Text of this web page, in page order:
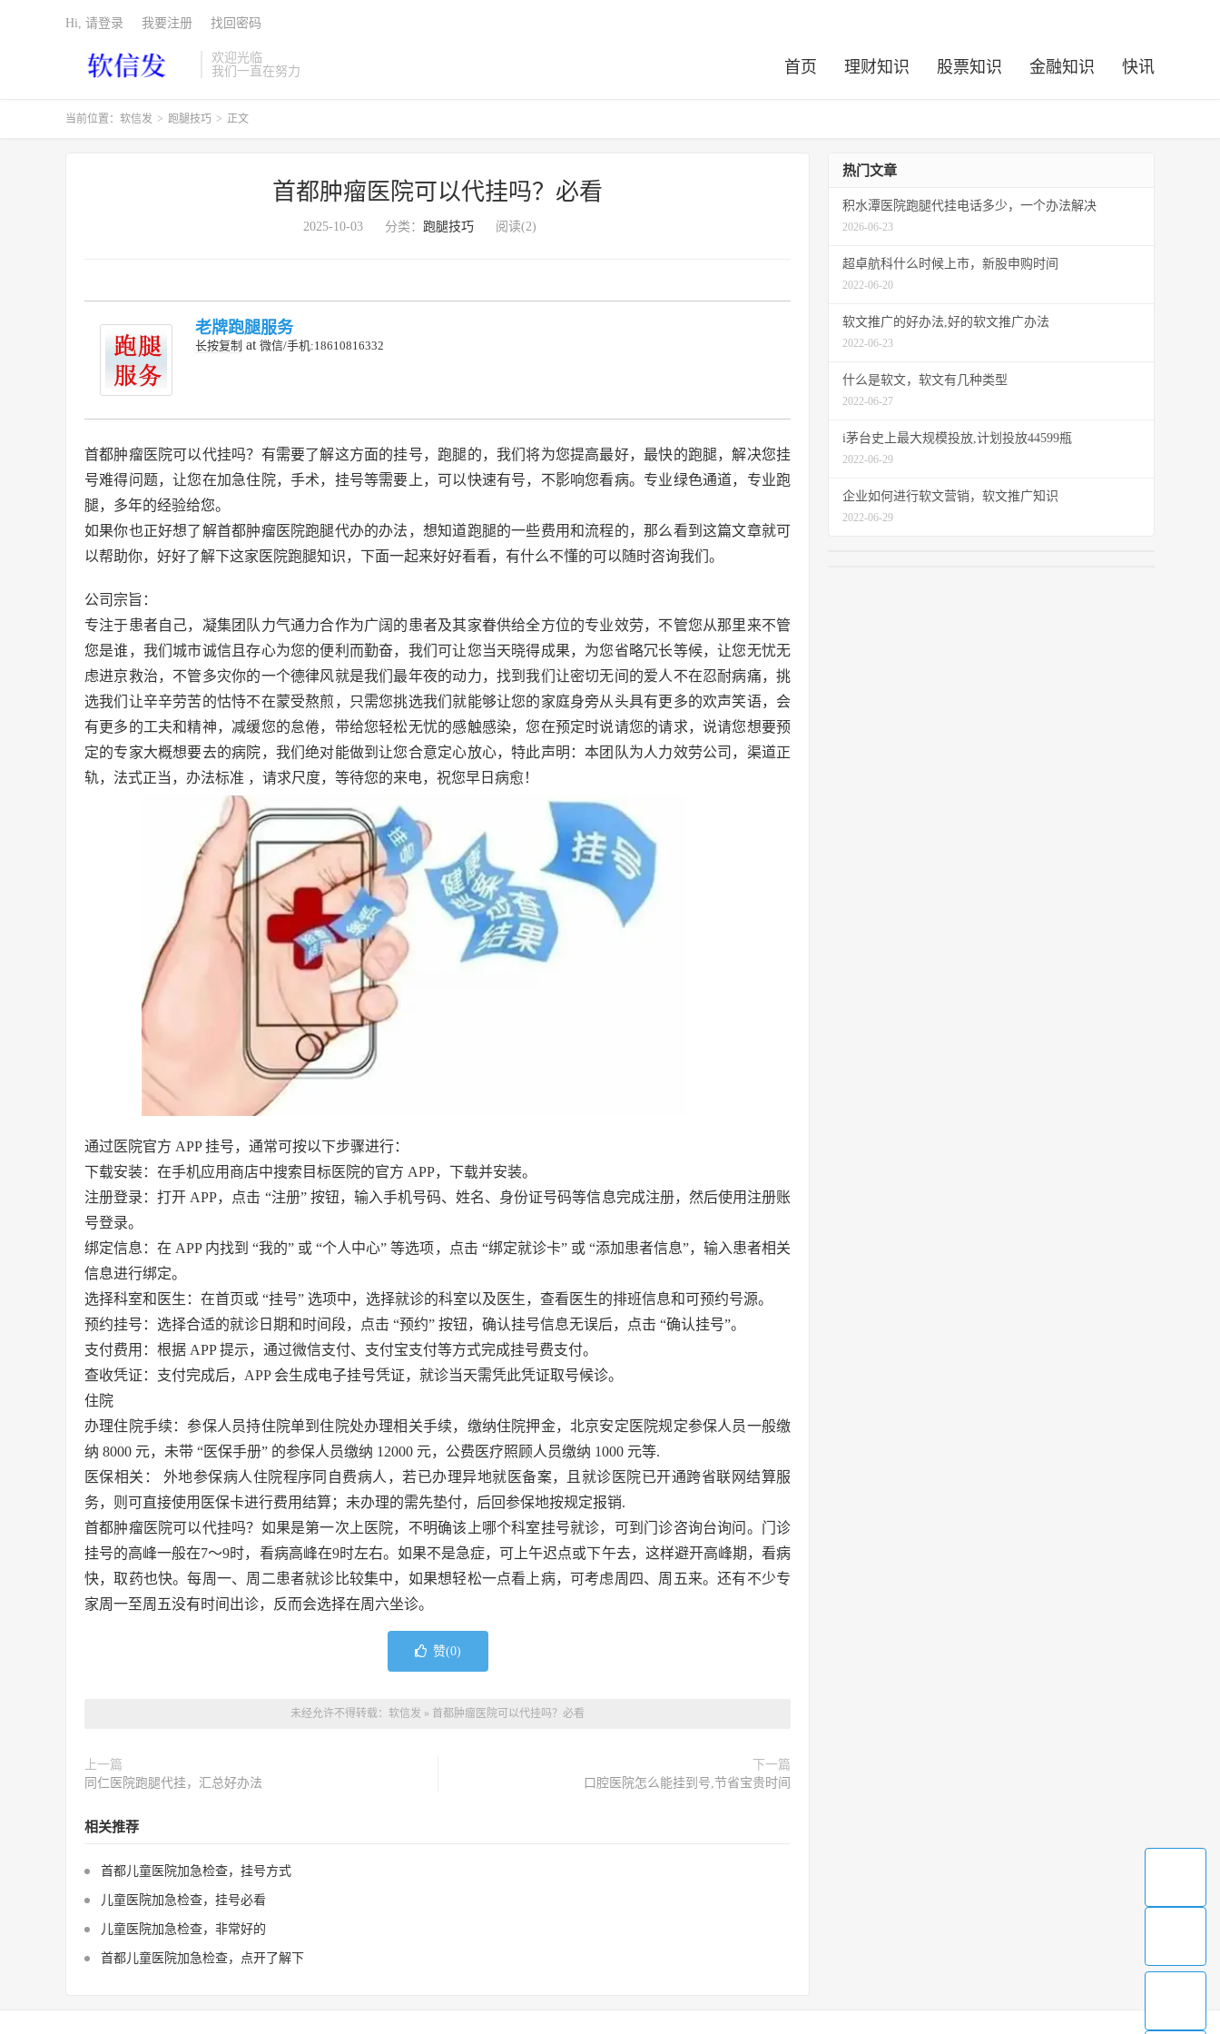
欢迎光临
我们一直在努力
首页 理财知识 股票知识 金融知识 快讯
Hi, 请登录 我要注册 找回密码
当前位置： 软信发 > 跑腿技巧 > 正文
首都肿瘤医院可以代挂吗？必看
2025-10-03 分类： 跑腿技巧 阅读(2)
老牌跑腿服务
长按复制 at 微信/手机:18610816332
首都肿瘤医院可以代挂吗？有需要了解这方面的挂号，跑腿的，我们将为您提高最好，最快的跑腿，解决您挂
号难得问题，让您在加急住院，手术，挂号等需要上，可以快速有号，不影响您看病。专业绿色通道，专业跑
腿，多年的经验给您。
如果你也正好想了解首都肿瘤医院跑腿代办的办法，想知道跑腿的一些费用和流程的，那么看到这篇文章就可
以帮助你，好好了解下这家医院跑腿知识，下面一起来好好看看，有什么不懂的可以随时咨询我们。
公司宗旨：
专注于患者自己，凝集团队力气通力合作为广阔的患者及其家眷供给全方位的专业效劳，不管您从那里来不管
您是谁，我们城市诚信且存心为您的便利而勤奋，我们可让您当天晓得成果，为您省略冗长等候，让您无忧无
虑进京救治，不管多灾你的一个德律风就是我们最年夜的动力，找到我们让密切无间的爱人不在忍耐病痛，挑
选我们让辛辛劳苦的怙恃不在蒙受熬煎，只需您挑选我们就能够让您的家庭身旁从头具有更多的欢声笑语，会
有更多的工夫和精神，减缓您的怠倦，带给您轻松无忧的感触感染，您在预定时说请您的请求，说请您想要预
定的专家大概想要去的病院，我们绝对能做到让您合意定心放心，特此声明：本团队为人力效劳公司，渠道正
轨，法式正当，办法标准 ，请求尺度，等待您的来电，祝您早日病愈！
通过医院官方 APP 挂号，通常可按以下步骤进行：
下载安装：在手机应用商店中搜索目标医院的官方 APP，下载并安装。
注册登录：打开 APP，点击 “注册” 按钮，输入手机号码、姓名、身份证号码等信息完成注册，然后使用注册账
号登录。
绑定信息：在 APP 内找到 “我的” 或 “个人中心” 等选项，点击 “绑定就诊卡” 或 “添加患者信息”，输入患者相关
信息进行绑定。
选择科室和医生：在首页或 “挂号” 选项中，选择就诊的科室以及医生，查看医生的排班信息和可预约号源。
预约挂号：选择合适的就诊日期和时间段，点击 “预约” 按钮，确认挂号信息无误后，点击 “确认挂号”。
支付费用：根据 APP 提示，通过微信支付、支付宝支付等方式完成挂号费支付。
查收凭证：支付完成后，APP 会生成电子挂号凭证，就诊当天需凭此凭证取号候诊。
住院
办理住院手续：参保人员持住院单到住院处办理相关手续，缴纳住院押金，北京安定医院规定参保人员一般缴
纳 8000 元，未带 “医保手册” 的参保人员缴纳 12000 元，公费医疗照顾人员缴纳 1000 元等.
医保相关： 外地参保病人住院程序同自费病人，若已办理异地就医备案，且就诊医院已开通跨省联网结算服
务，则可直接使用医保卡进行费用结算；未办理的需先垫付，后回参保地按规定报销.
首都肿瘤医院可以代挂吗？如果是第一次上医院，不明确该上哪个科室挂号就诊，可到门诊咨询台询问。门诊
挂号的高峰一般在7～9时，看病高峰在9时左右。如果不是急症，可上午迟点或下午去，这样避开高峰期，看病
快，取药也快。每周一、周二患者就诊比较集中，如果想轻松一点看上病，可考虑周四、周五来。还有不少专
家周一至周五没有时间出诊，反而会选择在周六坐诊。
赞(0)
未经允许不得转载： 软信发 » 首都肿瘤医院可以代挂吗？必看
上一篇
同仁医院跑腿代挂，汇总好办法
下一篇
口腔医院怎么能挂到号,节省宝贵时间
相关推荐
首都儿童医院加急检查，挂号方式
儿童医院加急检查，挂号必看
儿童医院加急检查，非常好的
首都儿童医院加急检查，点开了解下
热门文章
积水潭医院跑腿代挂电话多少，一个办法解决
2026-06-23
超卓航科什么时候上市，新股申购时间
2022-06-20
软文推广的好办法,好的软文推广办法
2022-06-23
什么是软文，软文有几种类型
2022-06-27
i茅台史上最大规模投放,计划投放44599瓶
2022-06-29
企业如何进行软文营销，软文推广知识
2022-06-29